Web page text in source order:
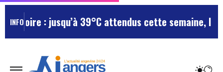
INFO
Loire : jusqu’à 39°C attendus cette semaine, le